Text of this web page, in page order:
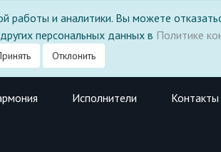
и аналитики. Вы можете
персональных данных в Политике
Отклонить
Исполнители Контакты